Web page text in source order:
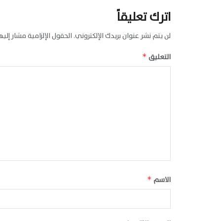
اترك تعليقاً
لن يتم نشر عنوان بريدك الإلكتروني. الحقول الإلزامية مشار
التعليق *
الاسم *